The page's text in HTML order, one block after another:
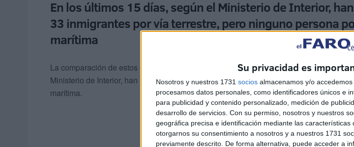
Su privacidad es
Nosotros y nuestros 1731 socios almacenamos y/o
procesamos datos personales, como identificadores únicos e
para publicidad y contenido personalizado, medición de
desarrollo de servicios. Con su permiso, nosotros y nuestros
geográfica precisa e identificación mediante las
otorgarnos su consentimiento a nosotros y a nuestros 1731
previamente descrito. De forma alternativa, puede acceder a
En los últimos 15 días, según el Ministerio de Interior,
33 inmigrantes por vía terrestre, pero ninguno persona
marítima
La comparación de estos datos con el balance anteriorarroja que en los últimos 15
Ministerio de Interior, han ingresado 33 inmigrantes por vía terrestre, pero ninguno
marítima.